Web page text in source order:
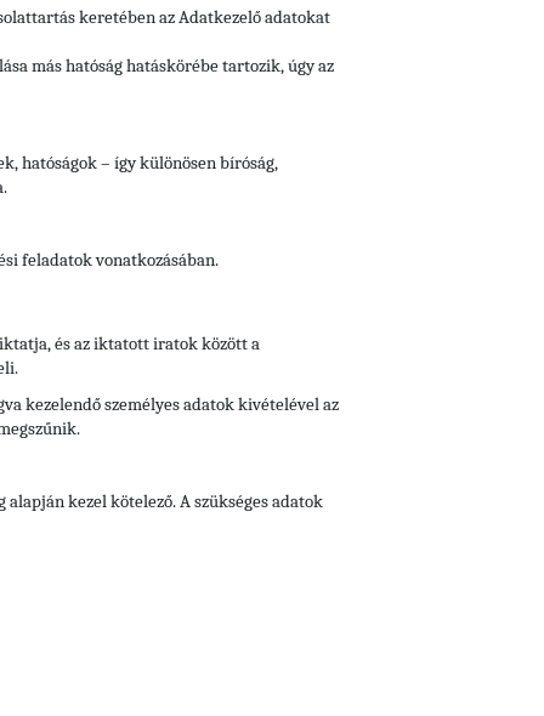
keretében az Adatkezelő adatokat
más hatóság hatáskörébe tartozik, úgy az
hatóságok – így különösen bíróság,
feladatok vonatkozásában.
és az iktatott iratok között a
kezelendő személyes adatok kivételével az
kezel kötelező. A szükséges adatok